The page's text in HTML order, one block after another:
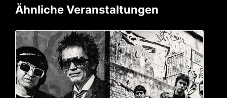
Ähnliche Veranstaltungen